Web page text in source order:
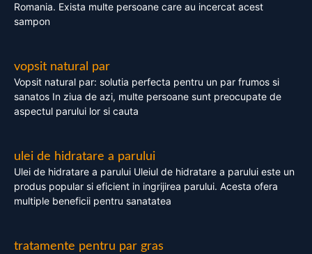
Romania. Exista multe persoane care au incercat acest
sampon
vopsit natural par
Vopsit natural par: solutia perfecta pentru un par frumos si
sanatos In ziua de azi, multe persoane sunt preocupate de
aspectul parului lor si cauta
ulei de hidratare a parului
Ulei de hidratare a parului Uleiul de hidratare a parului este un
produs popular si eficient in ingrijirea parului. Acesta ofera
multiple beneficii pentru sanatatea
tratamente pentru par gras